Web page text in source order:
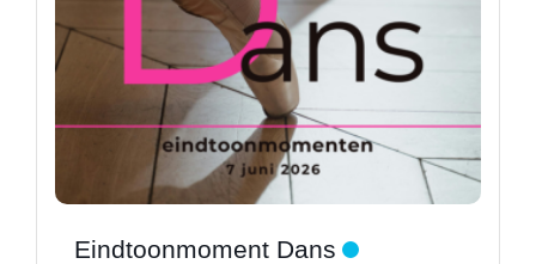
Eindtoonmoment Dans